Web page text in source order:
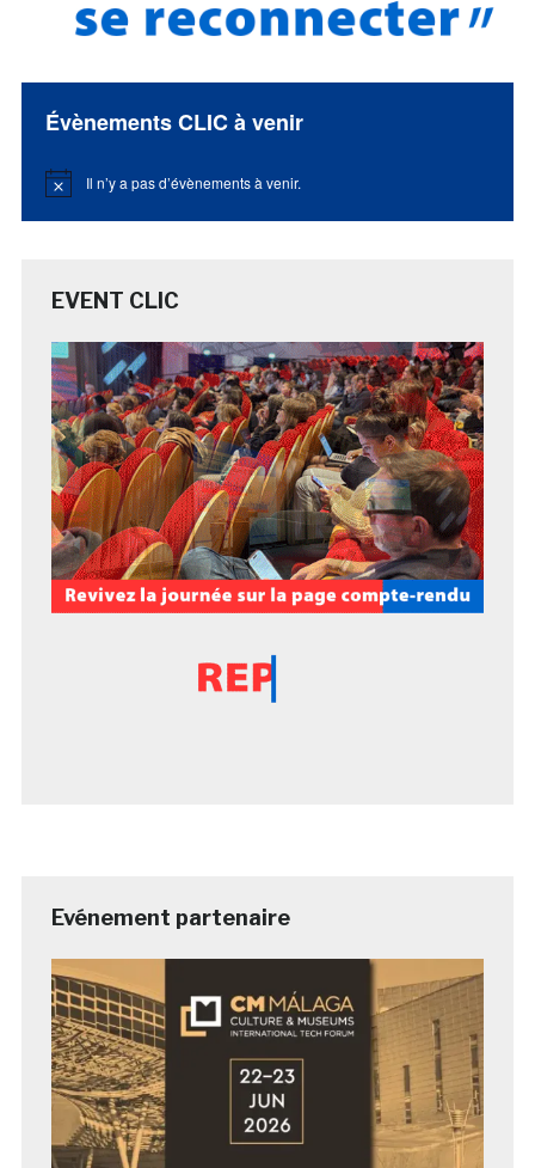
Évènements CLIC à venir
Notice Il n’y a pas d’évènements à venir.
EVENT CLIC
Evénement partenaire